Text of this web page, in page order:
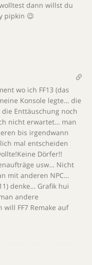
dann willst du
pipkin 😉
wo ich FF13 (das
Konsole legte… die
Enttäuschung noch
nicht erwartet… man
bis irgendwann
mal entscheiden
Dörfer!!
usw… Nicht
mit anderen NPC…
denke… Grafik hui
andere
FF7 Remake auf